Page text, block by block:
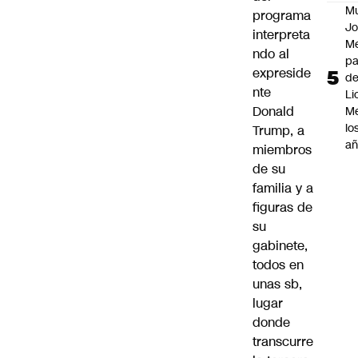
programa
interpreta
ndo al
expreside
nte
Donald
Trump, a
miembros
de su
familia y a
figuras de
su
gabinete,
todos en
unas sb,
lugar
donde
transcurre
de